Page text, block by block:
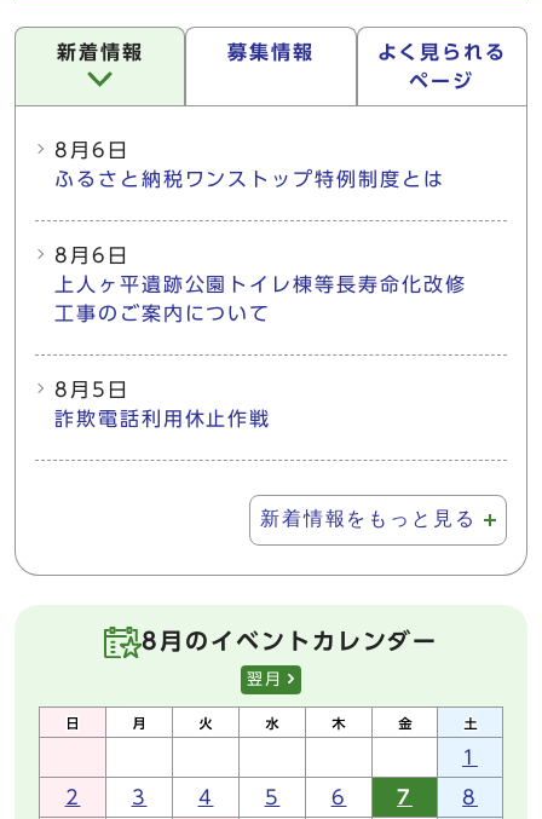
新着情報 募集情報
よく見られる
ページ
8月6日
ふるさと納税ワンストップ特例制度とは
8月6日
上人ヶ平遺跡公園トイレ棟等長寿命化改修
工事のご案内について
8月5日
詐欺電話利用休止作戦
新着情報をもっと見る
8月のイベントカレンダー
翌月
1
2 3 4 5 6 7 8